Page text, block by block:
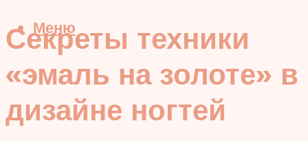
Меню
Секреты техники
«эмаль на золоте» в
дизайне ногтей